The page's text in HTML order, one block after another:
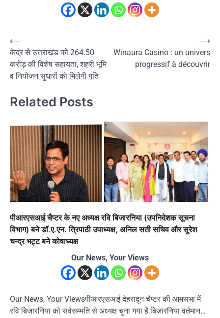
Post
navigation
⟵
केंद्र से उत्तराखंड को 264.50
करोड़ की विशेष सहायता, शहरी भूमि
व नियोजन सुधारों को मिलेगी गति
Winaura Casino : un univers
progressif à découvrir
⟶
Related Posts
पीआरएसआई चैप्टर के नए अध्यक्ष रवि बिजारनिया (उपनिदेशक सूचना
विभाग) बने डॉ.ए.एन. त्रिपाठी उपाध्यक्ष, अनिल सती सचिव और सुरेश
चन्द्र भट्ट बने कोषाध्यक्ष
Our News, Your Views
Our News, Your Viewsपीआरएसआई देहरादून चैप्टर की आमसभा में
रवि बिजारनिया को सर्वसम्मति से अध्यक्ष चुना गया है बिजारनिया वर्तमान…